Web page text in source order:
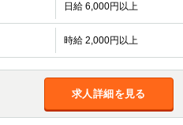
日給 6,000円以上
時給 2,000円以上
求人詳細を見る
川越
加松原＞
蕨
千葉
木更津
柏（東口）